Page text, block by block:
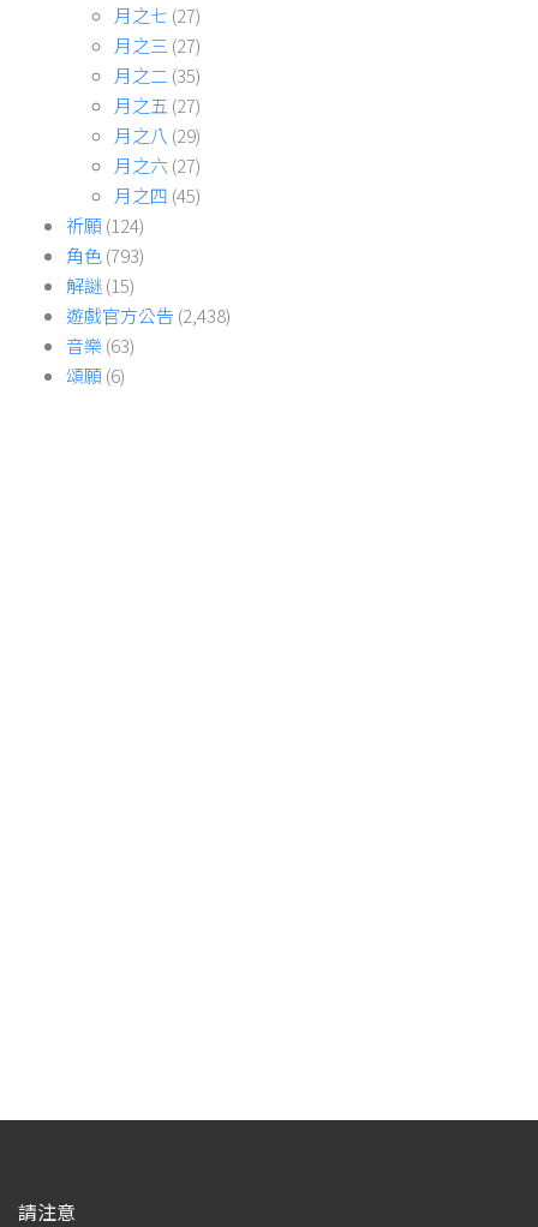
月之七 (27)
月之三 (27)
月之二 (35)
月之五 (27)
月之八 (29)
月之六 (27)
月之四 (45)
祈願(124)
角色(793)
解謎(15)
遊戲官方公告 (2,438)
音樂 (63)
頌願(6)
請注意